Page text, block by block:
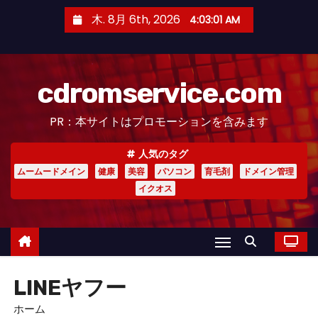
木. 8月 6th, 2026 4:03:02 AM
cdromservice.com
PR：本サイトはプロモーションを含みます
人気のタグ
ムームードメイン 健康 美容 パソコン 育毛剤
ドメイン管理
イクオス
LINEヤフー
ホーム